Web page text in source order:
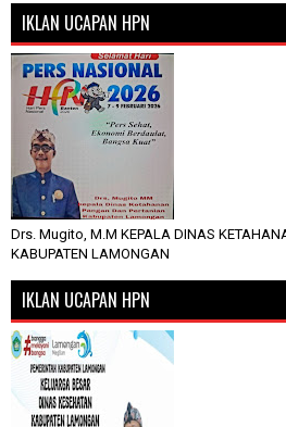
IKLAN UCAPAN HPN
Drs. Mugito, M.M KEPALA DINAS
KABUPATEN LAMONGAN
IKLAN UCAPAN HPN